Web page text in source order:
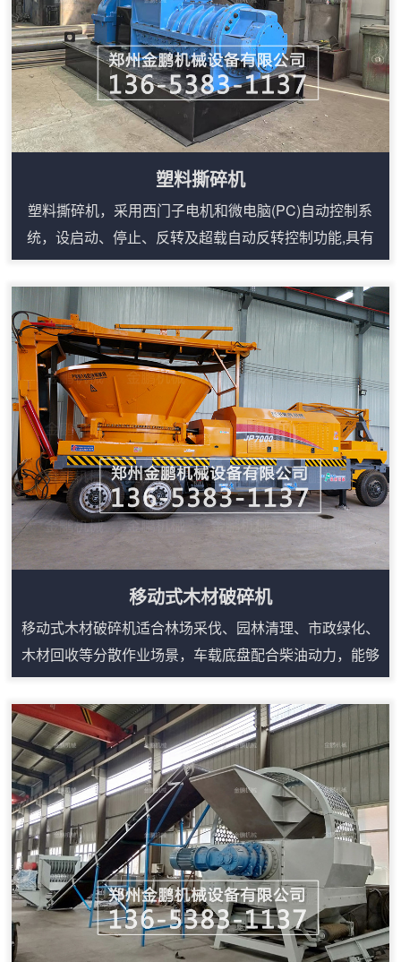
塑料撕碎机
塑料撕碎机，采用西门子电机和微电脑(PC)自动控制系
统，设启动、停止、反转及超载自动反转控制功能,具有
低速、大转矩、低噪音等特点。轴承座采用对开型式，拆
装换刀容易方便适合撕碎特大、特厚难碎物料。塑料撕碎
机工作原理：塑料撕碎机由撕碎机构、支架、回收箱及拉
车四部分组成，设备尺寸大小由物料大小及物料处理量决
定。管材粉碎机内部设计有过滤网装置，当塑料撕碎机正
常工作时，过滤网起到分离物料和液体的作用，...
移动式木材破碎机
移动式木材破碎机适合林场采伐、园林清理、市政绿化、
木材回收等分散作业场景，车载底盘配合柴油动力，能够
减少固定生产线对场地和电源的依赖。设备可处理树枝、
树根、板皮、废旧家具、木托盘等多类木质物料，进料口
宽、咬料能力强，搭配输送装置可连续出料。液压翻转和
自动控制便于日常检修，遥控或集中控制可降低现场人员
靠近设备的频次。对于需要频繁转场、临时堆场处理或原
料来源分散的用户，移动式结构能提升施工效率，...